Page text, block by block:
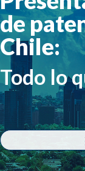
de
Chile:
Todo lo